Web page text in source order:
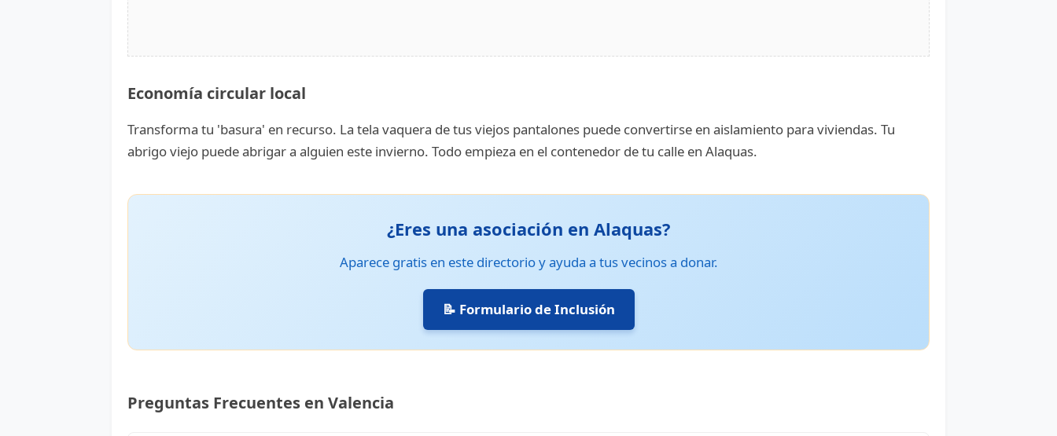
Economía circular local
Transforma tu 'basura' en recurso. La tela vaquera de tus viejos pantalones puede convertirse en aislamiento para viviendas. Tu
abrigo viejo puede abrigar a alguien este invierno. Todo empieza en el contenedor de tu calle en Alaquas.
¿Eres una asociación en Alaquas?
Aparece gratis en este directorio y ayuda a tus vecinos a donar.
📝 Formulario de Inclusión
Preguntas Frecuentes en Valencia